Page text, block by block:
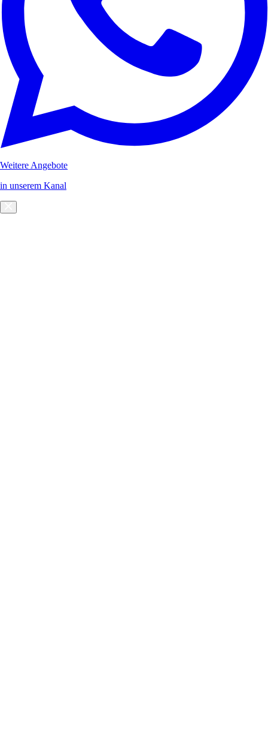
Weitere Angebote
in unserem Kanal